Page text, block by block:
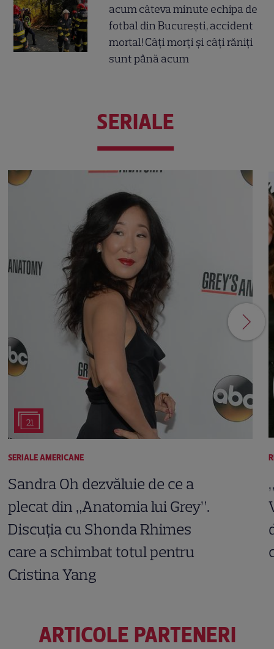
acum câteva minute echipa de
fotbal din București, accident
mortal! Câți morți și câți răniți
sunt până acum
SERIALE
21
SERIALE AMERICANE
Sandra Oh dezvăluie de ce a
plecat din „Anatomia lui Grey”.
Discuția cu Shonda Rhimes
care a schimbat totul pentru
Cristina Yang
ARTICOLE PARTENERI